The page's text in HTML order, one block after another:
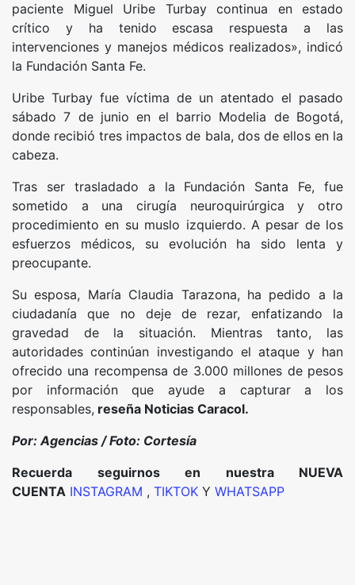
paciente Miguel Uribe Turbay continua en estado
crítico y ha tenido escasa respuesta a las
intervenciones y manejos médicos realizados», indicó
la Fundación Santa Fe.
Uribe Turbay fue víctima de un atentado el pasado
sábado 7 de junio en el barrio Modelia de Bogotá,
donde recibió tres impactos de bala, dos de ellos en la
cabeza.
Tras ser trasladado a la Fundación Santa Fe, fue
sometido a una cirugía neuroquirúrgica y otro
procedimiento en su muslo izquierdo. A pesar de los
esfuerzos médicos, su evolución ha sido lenta y
preocupante.
Su esposa, María Claudia Tarazona, ha pedido a la
ciudadanía que no deje de rezar, enfatizando la
gravedad de la situación. Mientras tanto, las
autoridades continúan investigando el ataque y han
ofrecido una recompensa de 3.000 millones de pesos
por información que ayude a capturar a los
responsables, reseña Noticias Caracol.
Por: Agencias / Foto: Cortesía
Recuerda seguirnos en nuestra NUEVA
CUENTA INSTAGRAM , TIKTOK Y WHATSAPP